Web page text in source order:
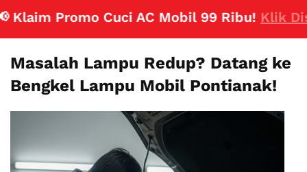
Promo Cuci AC Mobil 99 Ribu!Klik Disini
Masalah Lampu Redup? Datang ke
Bengkel Lampu Mobil Pontianak!